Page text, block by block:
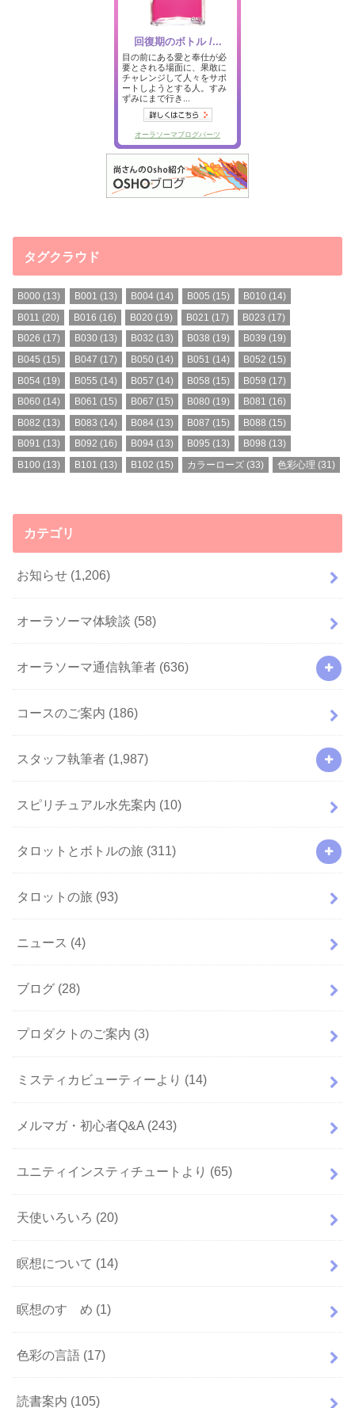
タグクラウド
B000 (13) B001 (13) B004(14) B005 (15) B010 (14)
B011 (20) B016 (16) B020 (19) B021 (17) B023 (17)
B026 (17) B030 (13) B032 (13) B038 (19) B039 (19)
B045 (15) B047 (17) B050 (14) B051 (14) B052 (15)
B054 (19) B055 (14) B057 (14) B058 (15) B059 (17)
B060 (14) B061 (15) B067 (15) B080 (19) B081 (16)
B082 (13) B083 (14) B084(13) B087 (15) B088 (15)
B091 (13) B092 (16) B094(13) B095 (13) B098 (13)
B100 (13) B101 (13) B102 (15) カラーローズ (33) 色彩心理 (31)
カテゴリ
お知らせ (1,206)
オーラソーマ体験談 (58)
オーラソーマ通信執筆者 (636)
コースのご案内 (186)
スタッフ執筆者 (1,987)
スピリチュアル水先案内 (10)
タロットとボトルの旅 (311)
タロットの旅 (93)
ニュース (4)
ブログ (28)
プロダクトのご案内 (3)
ミスティカビューティーより (14)
メルマガ・初心者Q&A (243)
ユニティインスティチュートより (65)
天使いろいろ (20)
瞑想について (14)
瞑想のすゝめ (1)
色彩の言語 (17)
読書案内 (105)